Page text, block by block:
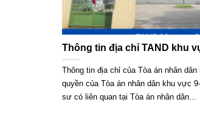
Thông tin địa chỉ TAND khu
Thông tin địa chỉ của Tòa án nhân
quyền của Tòa án nhân dân khu vực
sư có liên quan tại Tòa án nhân dân...